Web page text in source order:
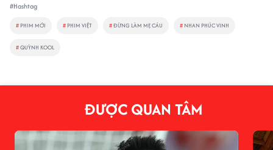
#Hashtag
# PHIM MỚI # PHIM VIỆT #ĐỪNG LÀM MẸ CÁU # NHAN PHÚC VINH
#QUỲNH KOOL
ĐƯỢC QUAN TÂM